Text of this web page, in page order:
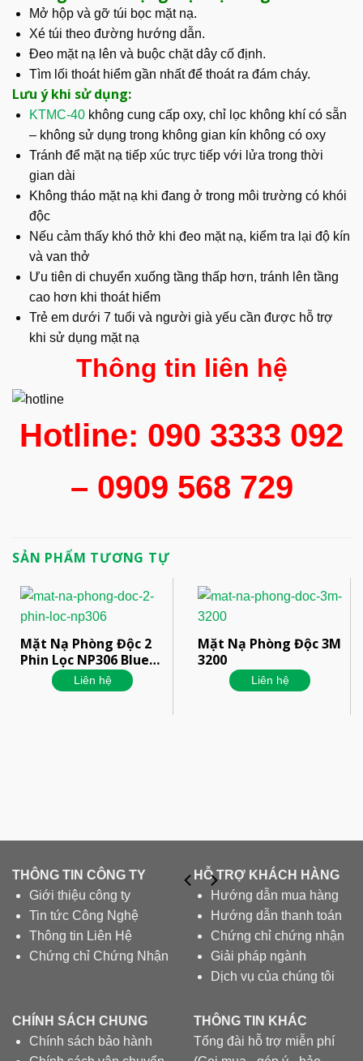
Mở hộp và gỡ túi bọc mặt nạ.
Xé túi theo đường hướng dẫn.
Đeo mặt nạ lên và buộc chặt dây cố định.
Tìm lối thoát hiểm gần nhất để thoát ra đám cháy.
Lưu ý khi sử dụng:
KTMC-40không cung cấp oxy, chỉ lọc không khí có sẵn
– không sử dụng trong không gian kín không có oxy
Tránh để mặt nạ tiếp xúc trực tiếp với lửa trong thời
gian dài
Không tháo mặt nạ khi đang ở trong môi trường có khói
độc
Nếu cảm thấy khó thở khi đeo mặt nạ, kiểm tra lại độ kín
và van thở
Ưu tiên di chuyển xuống tầng thấp hơn, tránh lên tầng
cao hơn khi thoát hiểm
Trẻ em dưới 7 tuổi và người già yếu cần được hỗ trợ
khi sử dụng mặt nạ
Thông tin liên hệ
Hotline: 090 3333 092
– 0909 568 729
SẢN PHẨM TƯƠNG TỰ
Mặt Nạ Phòng Độc 2
Phin Lọc NP306 Blue
Eagle
Liên hệ
Mặt Nạ Phòng Độc 3M
3200
Liên hệ
THÔNG TIN CÔNG TY
Giới thiệu công ty
Tin tức Công Nghệ
Thông tin Liên Hệ
Chứng chỉ Chứng Nhận
HỖ TRỢ KHÁCH HÀNG
Hướng dẫn mua hàng
Hướng dẫn thanh toán
Chứng chỉ chứng nhận
Giải pháp ngành
Dịch vụ của chúng tôi
CHÍNH SÁCH CHUNG
Chính sách bảo hành
THÔNG TIN KHÁC
Tổng đài hỗ trợ miễn phí